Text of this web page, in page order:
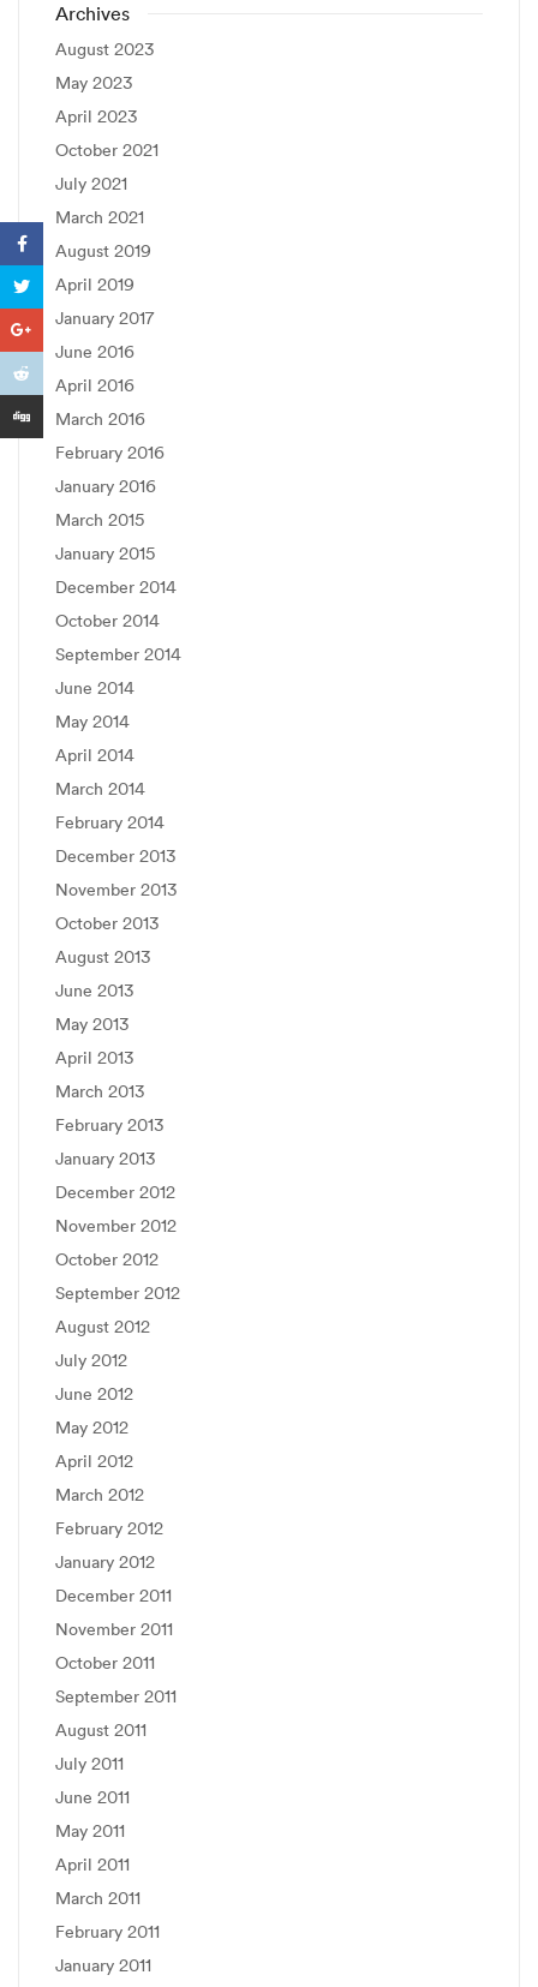
Archives
August 2023
May 2023
April 2023
October 2021
July 2021
March 2021
August 2019
April 2019
January 2017
June 2016
April 2016
March 2016
February 2016
January 2016
March 2015
January 2015
December 2014
October 2014
September 2014
June 2014
May 2014
April 2014
March 2014
February 2014
December 2013
November 2013
October 2013
August 2013
June 2013
May 2013
April 2013
March 2013
February 2013
January 2013
December 2012
November 2012
October 2012
September 2012
August 2012
July 2012
June 2012
May 2012
April 2012
March 2012
February 2012
January 2012
December 2011
November 2011
October 2011
September 2011
August 2011
July 2011
June 2011
May 2011
April 2011
March 2011
February 2011
January 2011